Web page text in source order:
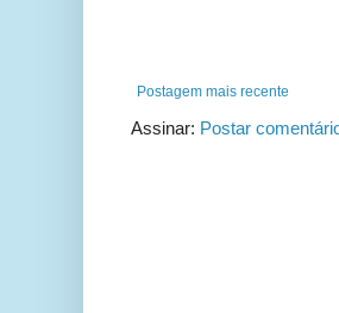
Postagem mais recente
Assinar: Postar